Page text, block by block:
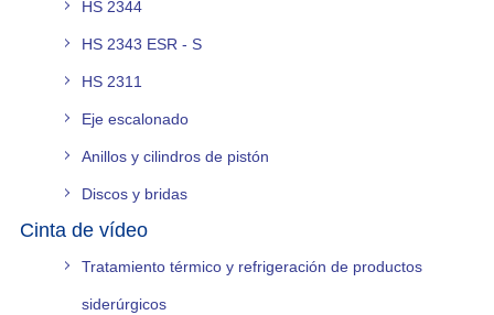
HS 2344
HS 2343 ESR - S
HS 2311
Eje escalonado
Anillos y cilindros de pistón
Discos y bridas
Cinta de vídeo
Tratamiento térmico y refrigeración de productos
siderúrgicos